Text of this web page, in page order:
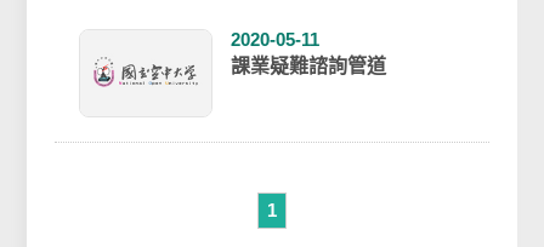
2020-05-11
課業疑難諮詢管道
1